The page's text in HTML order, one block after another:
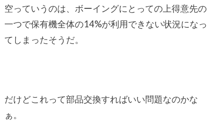
空っていうのは、ボーイングにとっての上得意先の
一つで保有機全体の14%が利用できない状況になっ
てしまったそうだ。
だけどこれって部品交換すればいい問題なのかな
ぁ。